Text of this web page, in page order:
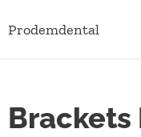
Prodemdental
Brackets